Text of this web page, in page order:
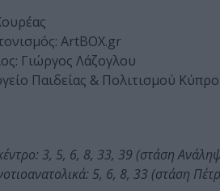
ArtBOX.gr
Γιώργος Λάζογλου
Παιδείας & Πολιτισμού
3, 5, 6, 8, 33, 39 (στάση
5, 6, 8, 33 (στάση